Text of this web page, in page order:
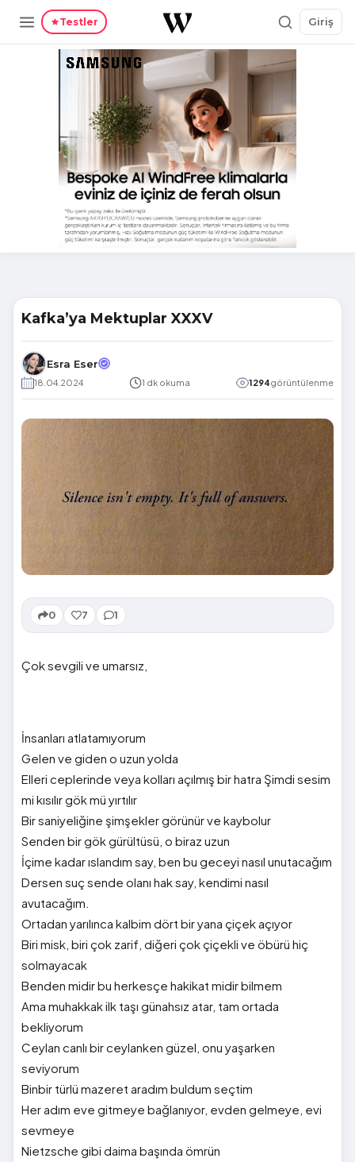
Testler Giriş
Kafka’ya Mektuplar XXXV
Esra Eser
18.04.2024 1 dk okuma 1294görüntülenme
0 7 1
Çok sevgili ve umarsız,
İnsanları atlatamıyorum
Gelen ve giden o uzun yolda
Elleri ceplerinde veya kolları açılmış bir hatra Şimdi sesim
mi kısılır gök mü yırtılır
Bir saniyeliğine şimşekler görünür ve kaybolur
Senden bir gök gürültüsü, o biraz uzun
İçime kadar ıslandım say, ben bu geceyi nasıl unutacağım
Dersen suç sende olanı hak say, kendimi nasıl
avutacağım.
Ortadan yarılınca kalbim dört bir yana çiçek açıyor
Biri misk, biri çok zarif, diğeri çok çiçekli ve öbürü hiç
solmayacak
Benden midir bu herkesçe hakikat midir bilmem
Ama muhakkak ilk taşı günahsız atar, tam ortada
bekliyorum
Ceylan canlı bir ceylanken güzel, onu yaşarken
seviyorum
Binbir türlü mazeret aradım buldum seçtim
Her adım eve gitmeye bağlanıyor, evden gelmeye, evi
sevmeye
Nietzsche gibi daima başında ömrün